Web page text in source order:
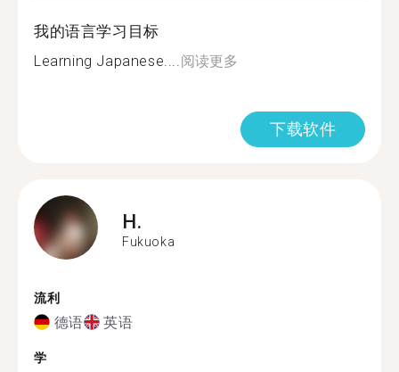
我的语言学习目标
Learning Japanese....阅读更多
下载软件
H.
Fukuoka
流利
德语 英语
学